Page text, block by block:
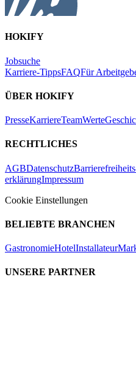
HOKIFY
Jobsuche
Karriere-TippsFAQFür
ÜBER HOKIFY
PresseKarriereTeamWerte
RECHTLICHES
AGBDatenschutz
erklärungImpressum
Cookie Einstellungen
BELIEBTE BRANCHEN
GastronomieHotelInstallateur
UNSERE PARTNER